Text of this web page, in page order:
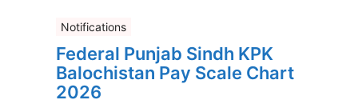
Notifications
Federal Punjab Sindh KPK
Balochistan Pay Scale Chart
2026